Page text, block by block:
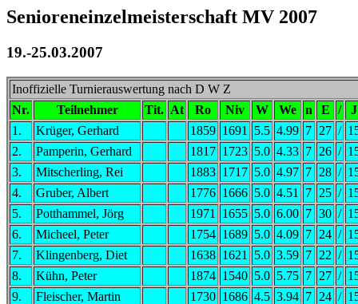
Senioreneinzelmeisterschaft MV 2007
19.-25.03.2007
Inoffizielle Turnierauswertung nach D W Z
Nr.
Teilnehmer Tit. At Ro Niv W We n E /
J
1.
Krüger, Gerhard 1859 1691 5.5 4.99 7 27 /
2.
Pamperin, Gerhard 1817 1723 5.0 4.33 7 26 /
3.
Mitscherling, Rei 1883 1717 5.0 4.97 7 28 /
4.
Gruber, Albert 1776 1666 5.0 4.51 7 25 /
5.
Potthammel, Jörg 1971 1655 5.0 6.00 7 30 /
6.
Micheel, Peter 1754 1689 5.0 4.09 7 24 /
7.
Klingenberg, Diet 1638 1621 5.0 3.59 7 22 /
8.
Kühn, Peter 1874 1540 5.0 5.75 7 27 /
9.
Fleischer, Martin 1730 1686 4.5 3.94 7 24 /